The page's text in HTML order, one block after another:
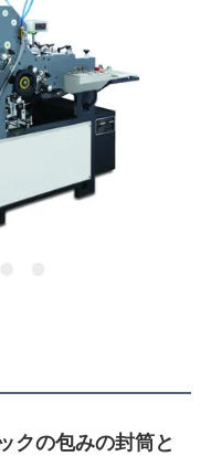
クの包みの封筒と